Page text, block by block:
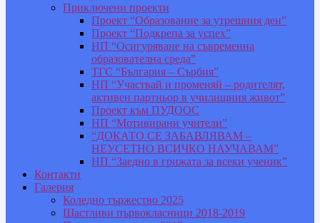
Приключени проекти
Проект “Образование за утрешния ден”
Проект “Подкрепа за успех”
НП “Осигуряване на съвременна
образователна среда”
ТГС “България – Сърбия”
НП “Участвай и променяй – родителят,
активен партньор в училищния живот”
Проект към ПУДООС
НП “Мотивирани учители”
“ДОКАТО СЕ ЗАБАВЛЯВАМ –
НЕУСЕТНО ВСИЧКО НАУЧАВАМ”
НП “Заедно в грижата за всеки ученик”
Контакти
Галерия
Коледно тържество 2025
Щастливи първокласници 2018-2019